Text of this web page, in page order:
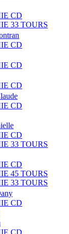
CD
33 TOURS
CD
CD
CD
CD
CD
33 TOURS
CD
45 TOURS
33 TOURS
CD
CD